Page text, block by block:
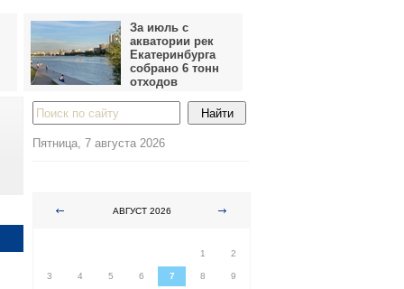
За июль с
акватории рек
Екатеринбурга
собрано 6 тонн
отходов
Пятница, 7 августа 2026
АВГУСТ 2026
1
2
3 4 5 6 7 8 9